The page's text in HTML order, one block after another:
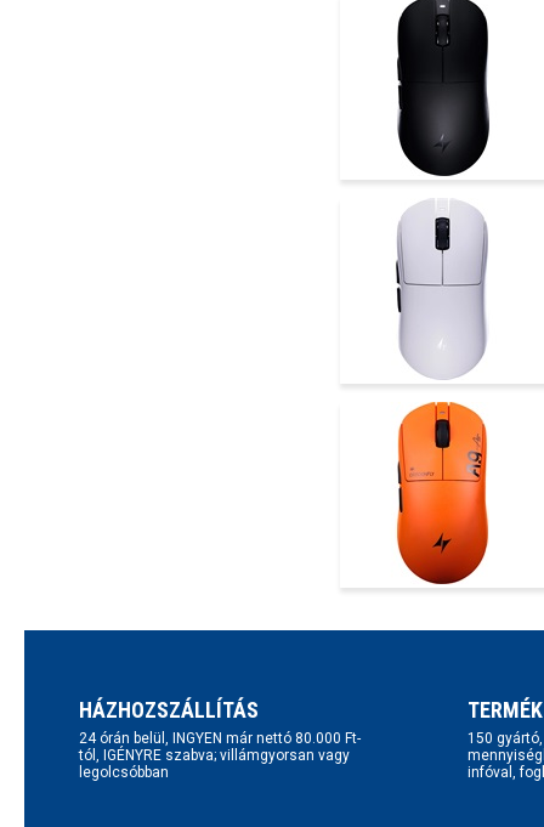
HÁZHOZSZÁLLÍTÁS
24 órán belül, INGYEN már nettó 80.000 Ft-
tól, IGÉNYRE szabva; villámgyorsan vagy
legolcsóbban
150
infóval,